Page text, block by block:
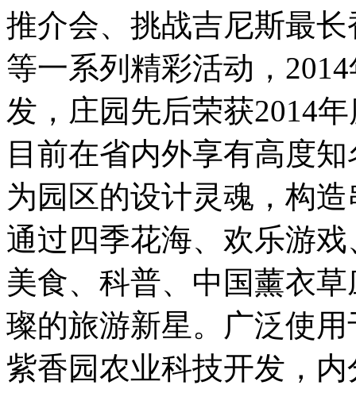
推介会、挑战吉尼斯最
等一系列精彩活动，
发，庄园先后荣获2014
目前在省内外享有高度
为园区的设计灵魂，构
通过四季花海、欢乐游
美食、科普、中国薰衣
璨的旅游新星。广泛使
紫香园农业科技开发，